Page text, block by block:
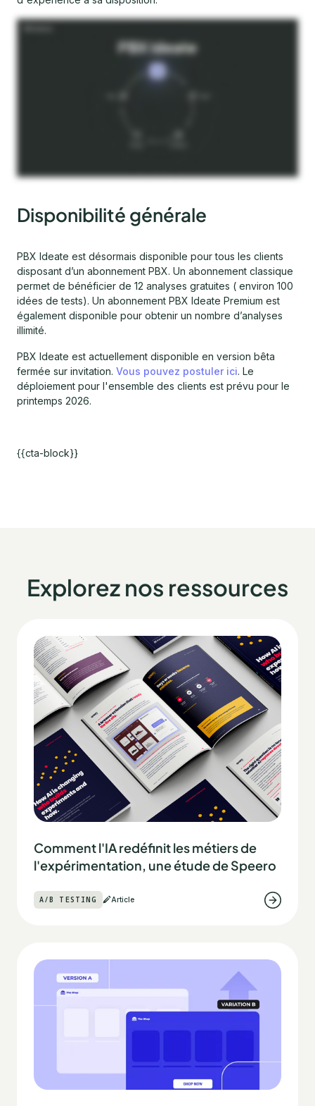
Disponibilité générale
PBX Ideate est désormais disponible pour tous les clients
disposant d’un abonnement PBX. Un abonnement classique
permet de bénéficier de 12 analyses gratuites ( environ 100
idées de tests). Un abonnement PBX Ideate Premium est
également disponible pour obtenir un nombre d’analyses
illimité.
PBX Ideate est actuellement disponible en version bêta
fermée sur invitation. Vous pouvez postuler ici. Le
déploiement pour l'ensemble des clients est prévu pour le
printemps 2026.
{{cta-block}}
Explorez nos ressources
Comment l'IA redéfinit les métiers de
l'expérimentation, une étude de Speero
A/B TESTING Article